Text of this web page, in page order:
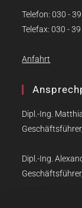
Telefon: 030 -
Telefax: 030 -
Anfahrt
Dipl.-Ing.
Dipl.-Ing.